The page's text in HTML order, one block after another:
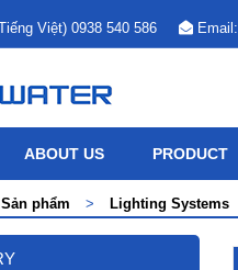
Việt) 0938 540 586 Email:
ABOUT US PRODUCT
Sản phẩm > Lighting Systems